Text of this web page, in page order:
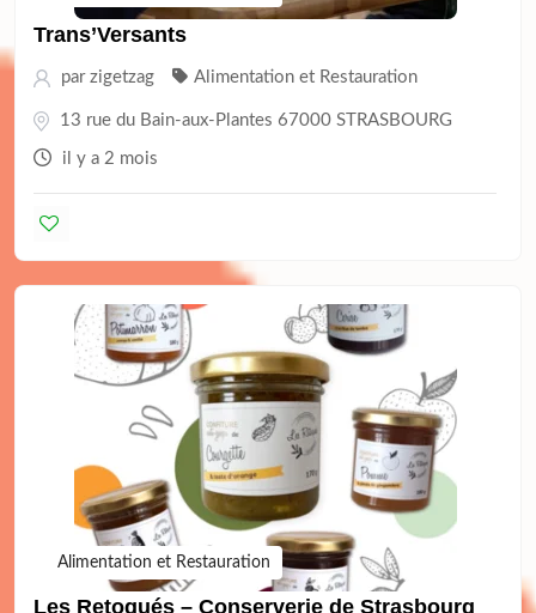
Trans’Versants
par zigetzag Alimentation et Restauration
13 rue du Bain-aux-Plantes 67000 STRASBOURG
il y a 2 mois
Alimentation et Restauration
Les Retoqués – Conserverie de Strasbourg